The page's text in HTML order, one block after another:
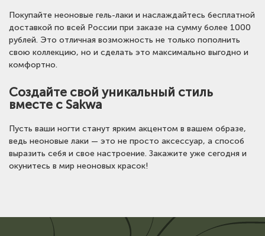
Покупайте неоновые гель-лаки и наслаждайтесь бесплатной
доставкой по всей России при заказе на сумму более 1000
рублей. Это отличная возможность не только пополнить
свою коллекцию, но и сделать это максимально выгодно и
комфортно.
Создайте свой уникальный стиль
вместе с Sakwa
Пусть ваши ногти станут ярким акцентом в вашем образе,
ведь неоновые лаки — это не просто аксессуар, а способ
выразить себя и свое настроение. Закажите уже сегодня и
окунитесь в мир неоновых красок!